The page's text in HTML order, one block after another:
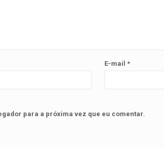
E-mail *
para a próxima vez que eu comentar.